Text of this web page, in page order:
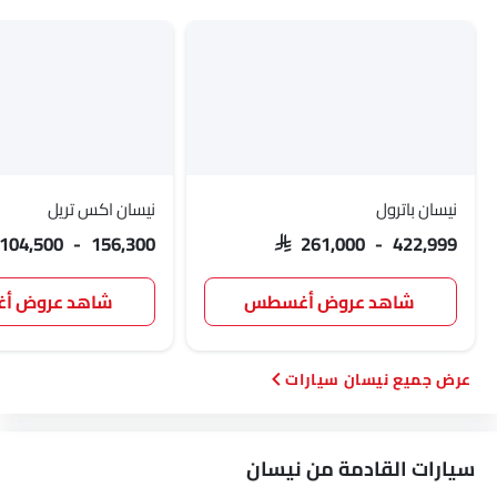
نيسان باترول
SAR 261,000 - 422,999
شاهد عروض أغسطس
نيسان اكس تريل
104,500 - 156,300
شاهد عروض
نيسان سيارات
سيارات القادمة من نيسان